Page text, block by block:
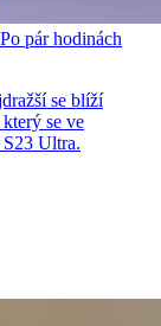
pár hodinách
se blíží
se ve
S23 Ultra.